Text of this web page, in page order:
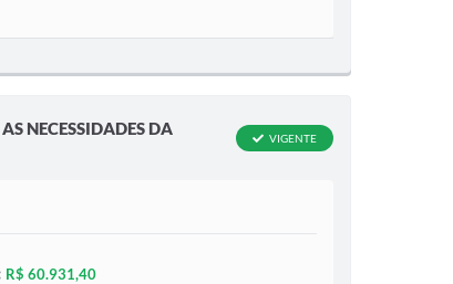
NECESSIDADES DA
VIGENTE
R$ 60.931,40